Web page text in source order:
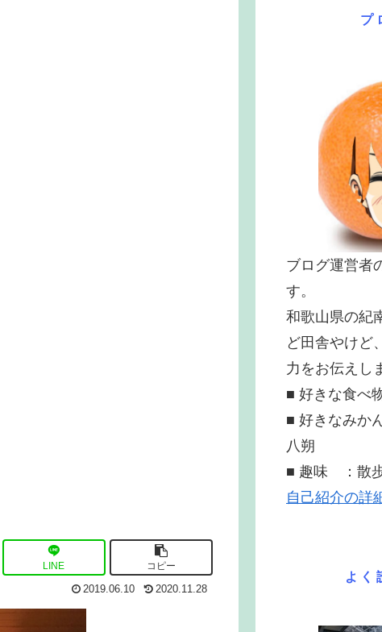
LINE コピー
2019.06.10 2020.11.28
プ
ブログ運営者
す。
和歌山県の紀
ど田舎やけど
力をお伝えし
■ 好きな食べ
■ 好きなみか
八朔
■ 趣味 ：散
自己紹介の詳
よく